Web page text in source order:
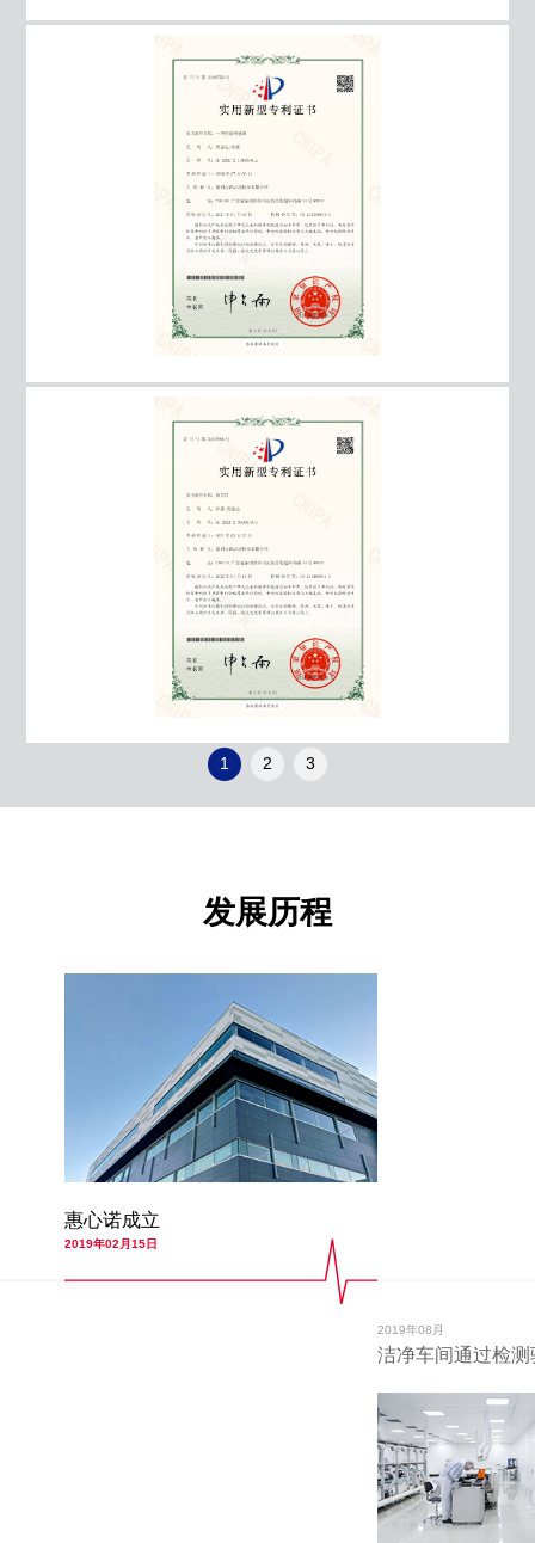
1 2 3
发展历程
惠心诺成立
2019年02月15日
2019年08月
洁净车间通过检测